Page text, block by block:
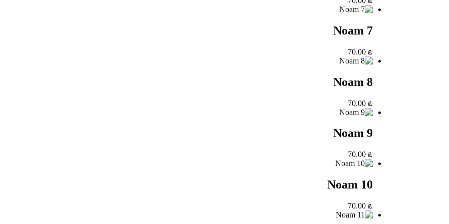
Noam 7
70.00 ₪
Noam 8
70.00 ₪
Noam 9
70.00 ₪
Noam 10
70.00 ₪